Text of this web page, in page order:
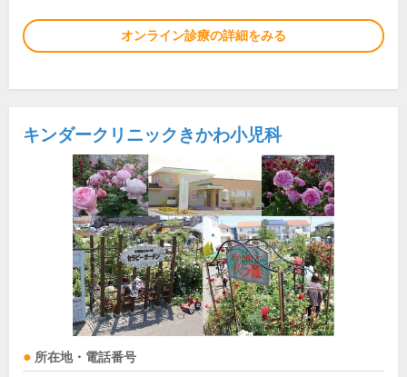
オンライン診療の詳細をみる
キンダークリニックきかわ小児科
所在地・電話番号